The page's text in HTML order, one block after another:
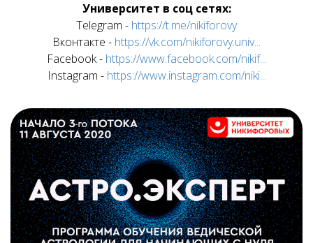
Университет в соц сетях:
Telegram - https://t.me/nikiforovy
Вконтакте - https://vk.com/nikiforovy.univ...
Facebook - https://www.facebook.com/nikif...
Instagram - https://www.instagram.com/niki...